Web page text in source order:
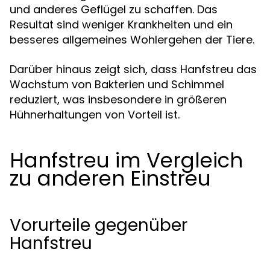
und anderes Geflügel zu schaffen. Das
Resultat sind weniger Krankheiten und ein
besseres allgemeines Wohlergehen der Tiere.
Darüber hinaus zeigt sich, dass Hanfstreu das
Wachstum von Bakterien und Schimmel
reduziert, was insbesondere in größeren
Hühnerhaltungen von Vorteil ist.
Hanfstreu im Vergleich
zu anderen Einstreu
Vorurteile gegenüber
Hanfstreu